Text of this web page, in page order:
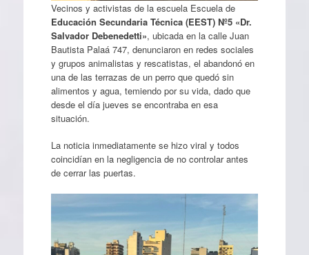
Vecinos y activistas de la escuela Escuela de
Educación Secundaria Técnica (EEST) Nº5 «Dr.
Salvador Debenedetti», ubicada en la calle Juan
Bautista Palaá 747, denunciaron en redes sociales
y grupos animalistas y rescatistas, el abandonó en
una de las terrazas de un perro que quedó sin
alimentos y agua, temiendo por su vida, dado que
desde el día jueves se encontraba en esa
situación.
La noticia inmediatamente se hizo viral y todos
coincidían en la negligencia de no controlar antes
de cerrar las puertas.